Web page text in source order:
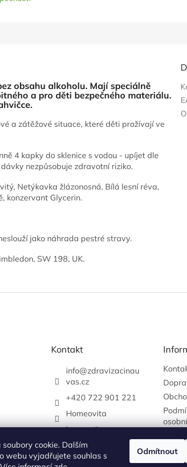
cookie. Dalším
webu vyjadřujete souhlas s
Odmítnout
obsahu alkoholu. Mají speciálně
a pro děti bezpečného materiálu.
a zátěžové situace, které děti prožívají ve
4 kapky do sklenice s vodou - upíjet dle
nezpůsobuje zdravotní riziko.
Netýkavka žlázonosná, Bílá lesní réva,
konzervant Glycerin.
jako náhrada pestré stravy.
SW 198, UK.
Kontakt
info@zdravizacinau
vas.cz
+420 722 901 221
Homeovita
homeovitacz
katerina.vejrychova
+420722901221